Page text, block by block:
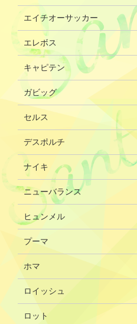
エイチオーサッカー
エレボス
キャピテン
ガビッグ
セルス
デスポルチ
ナイキ
ニューバランス
ヒュンメル
プーマ
ホマ
ロイッシュ
ロット